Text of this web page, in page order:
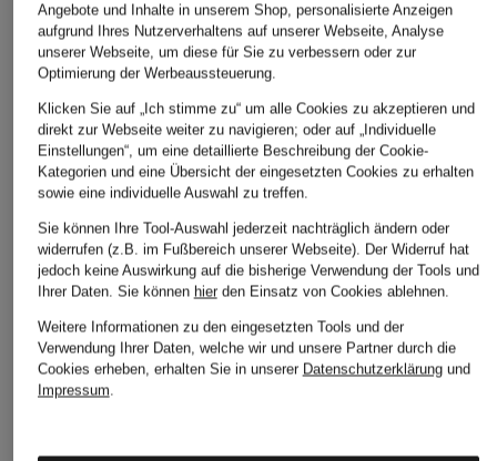
Sonnenbrille RB4305
CHF 198
Sonnenbrille
VO2943SB
CHF 173
Sonnenbrille
RA5324U
Weitere Kategorien
Abendkleider
Bademäntel für Herren
Kleider
Lederjacken für Herren
Angebote und Inhalte in unserem Shop, personalisierte Anzeigen
aufgrund Ihres Nutzerverhaltens auf unserer Webseite, Analyse
unserer Webseite, um diese für Sie zu verbessern oder zur
Optimierung der Werbeaussteuerung.
Klicken Sie auf „Ich stimme zu“ um alle Cookies zu akzeptieren und
direkt zur Webseite weiter zu navigieren; oder auf „Individuelle
Einstellungen“, um eine detaillierte Beschreibung der Cookie-
Kategorien und eine Übersicht der eingesetzten Cookies zu erhalten
sowie eine individuelle Auswahl zu treffen.
Sie können Ihre Tool-Auswahl jederzeit nachträglich ändern oder
widerrufen (z.B. im Fußbereich unserer Webseite). Der Widerruf hat
jedoch keine Auswirkung auf die bisherige Verwendung der Tools und
Ihrer Daten. Sie können hierden Einsatz von Cookies ablehnen.
Weitere Informationen zu den eingesetzten Tools und der
Verwendung Ihrer Daten, welche wir und unsere Partner durch die
Cookies erheben, erhalten Sie in unserer Datenschutzerklärungund
Impressum.